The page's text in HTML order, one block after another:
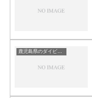
鹿児島県のダイビングスポット・ポイント一覧